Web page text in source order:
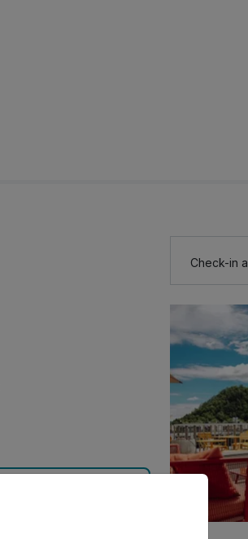
Check-in